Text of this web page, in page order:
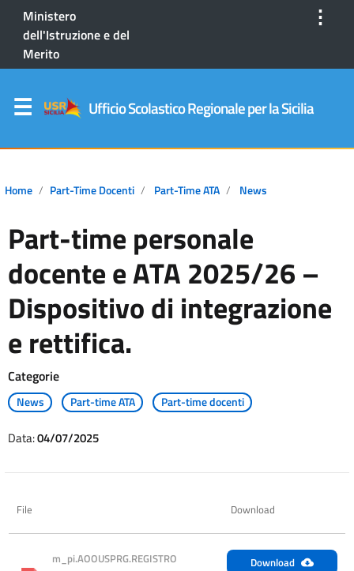
Ministero
dell'Istruzione e del
Merito
⋮
Ufficio Scolastico Regionale per la Sicilia
Home Part-Time Docenti Part-Time ATA News
Part-time personale
docente e ATA 2025/26 –
Dispositivo di integrazione
e rettifica.
Categorie
News Part-time ATA Part-time docenti
Data:04/07/2025
File Download
m_pi.AOOUSPRG.REGISTRO
Download